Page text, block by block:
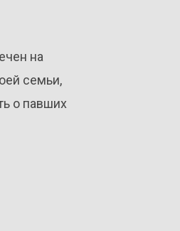
на
семьи,
о павших